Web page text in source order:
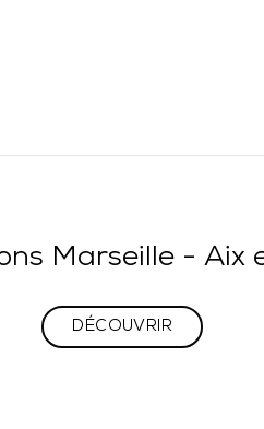
Marseille - Aix
DÉCOUVRIR